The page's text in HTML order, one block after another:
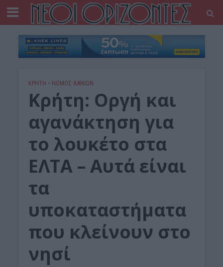
ΚΡΗΤΗ • ΝΟΜΌΣ ΧΑΝΊΩΝ
Κρήτη: Οργή και
αγανάκτηση για
το λουκέτο στα
ΕΛΤΑ – Αυτά είναι
τα
υποκαταστήματα
που κλείνουν στο
νησί